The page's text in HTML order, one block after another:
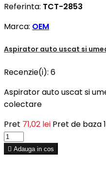
Referinta: TCT-2853
Marca: OEM
Aspirator auto uscat si
Recenzie(i): 6
Aspirator auto uscat si
colectare
Pret 71,02 lei Pret de baza
 Adauga in cos